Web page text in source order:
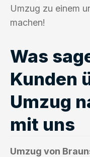
Umzug zu einem
machen!
Was
Kunden
Umzug
mit uns
Umzug von